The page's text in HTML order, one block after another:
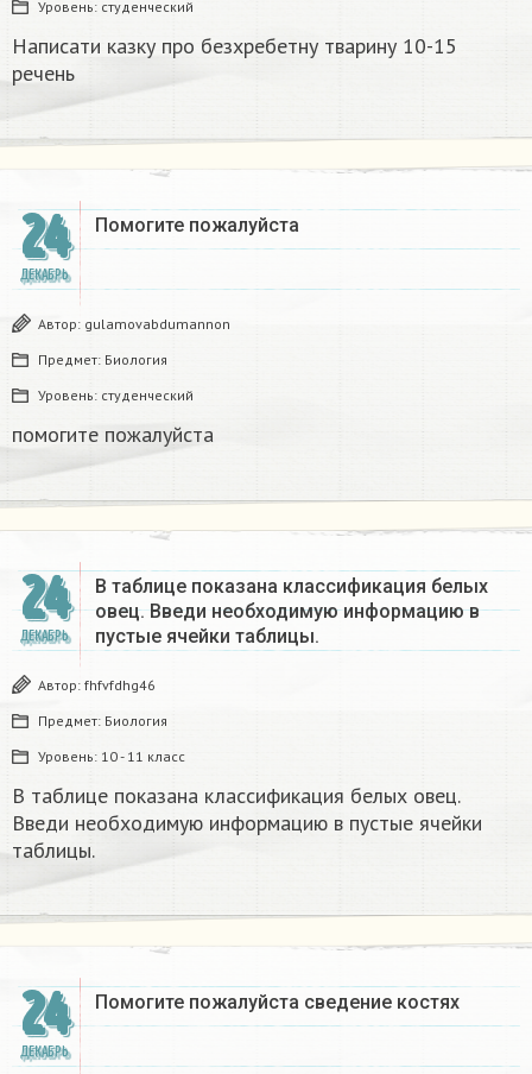
Уровень: студенческий
Написати казку про безхребетну тварину 10-15
речень​
24
ДЕКАБРЬ
Помогите пожалуйста ​
Автор: gulamovabdumannon
Предмет: Биология
Уровень: студенческий
помогите пожалуйста ​
24
ДЕКАБРЬ
В таблице показана классификация белых
овец. Введи необходимую информацию в
пустые ячейки таблицы.​
Автор: fhfvfdhg46
Предмет: Биология
Уровень: 10 - 11 класс
В таблице показана классификация белых овец.
Введи необходимую информацию в пустые ячейки
таблицы.​
24
ДЕКАБРЬ
Помогите пожалуйста сведение костях​